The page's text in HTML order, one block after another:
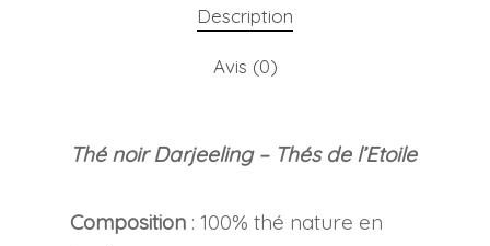
Description
Avis (0)
Thé noir Darjeeling – Thés de l’Etoile
Composition : 100% thé nature en